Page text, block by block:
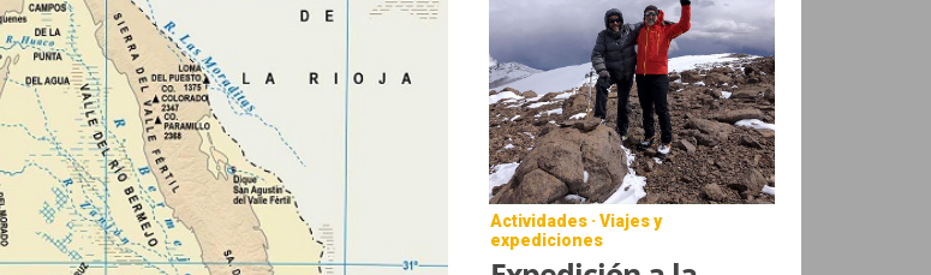
Actividades · Viajes y
expediciones